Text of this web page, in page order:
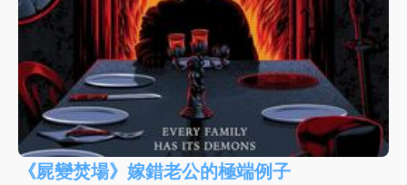
《屍變焚場》嫁錯老公的極端例子